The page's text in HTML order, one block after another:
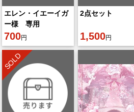
エレン・イエーイガ
ー様 専用
700円
2点セット
1,500円
SOLD